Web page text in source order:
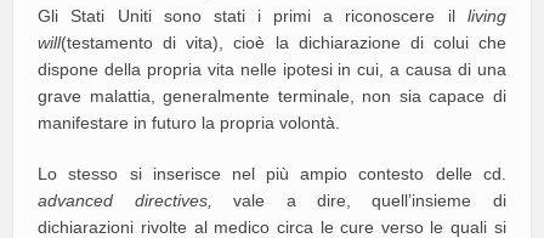
Gli Stati Uniti sono stati i primi a riconoscere il living
will(testamento di vita), cioè la dichiarazione di colui che
dispone della propria vita nelle ipotesi in cui, a causa di una
grave malattia, generalmente terminale, non sia capace di
manifestare in futuro la propria volontà.
Lo stesso si inserisce nel più ampio contesto delle cd.
advanced directives,vale a dire, quell’insieme di
dichiarazioni rivolte al medico circa le cure verso le quali si